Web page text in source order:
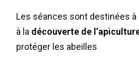
Les séances sont destinées
à la découverte de
protéger les abeilles